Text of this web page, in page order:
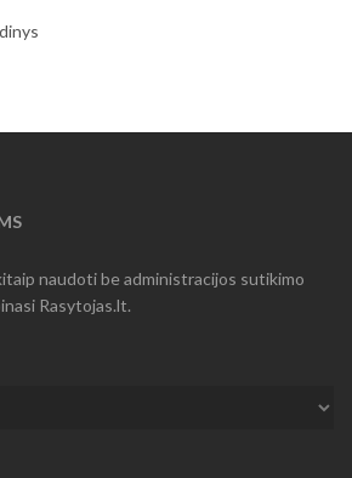
naudoti be administracijos sutikimo
Rasytojas.lt.